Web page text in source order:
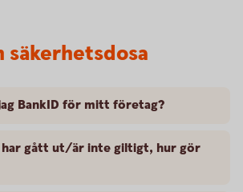
säkerhetsdosa
BankID för mitt företag?
har gått ut/är inte giltigt, hur gör